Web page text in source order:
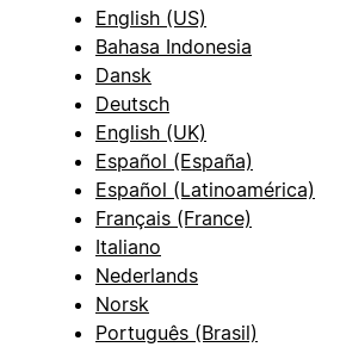
English (US)
Bahasa Indonesia
Dansk
Deutsch
English (UK)
Español (España)
Español (Latinoamérica)
Français (France)
Italiano
Nederlands
Norsk
Português (Brasil)